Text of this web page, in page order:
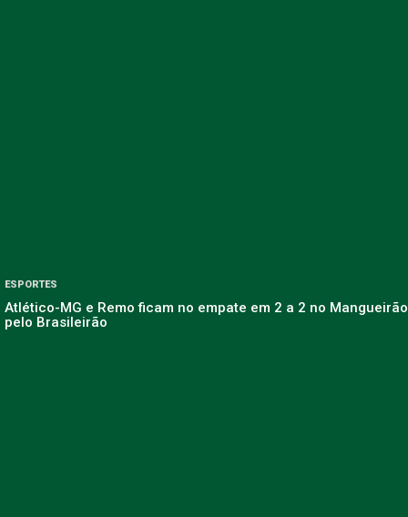
ESPORTES
Atlético-MG e Remo ficam no empate em 2 a 2 no Mangueirão
pelo Brasileirão